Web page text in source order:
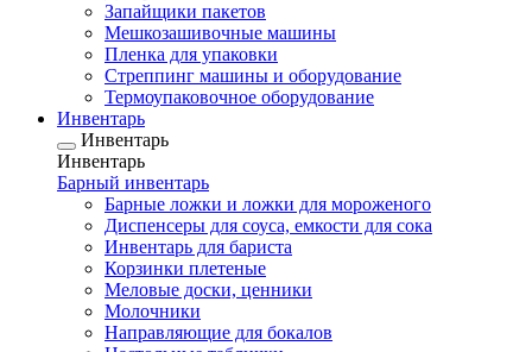
Запайщики пакетов
Мешкозашивочные машины
Пленка для упаковки
Стреппинг машины и оборудование
Термоупаковочное оборудование
Инвентарь
Инвентарь
Инвентарь
Барный инвентарь
Барные ложки и ложки для мороженого
Диспенсеры для соуса, емкости для сока
Инвентарь для бариста
Корзинки плетеные
Меловые доски, ценники
Молочники
Направляющие для бокалов